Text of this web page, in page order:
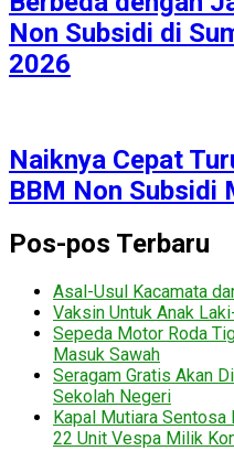
Non Subsidi di
2026
Naiknya Cepat
BBM Non Subsidi
Pos-pos Terbaru
Asal-Usul Kacamata
Vaksin Untuk Anak
Sepeda Motor Roda
Masuk Sawah
Seragam Gratis Akan
Sekolah Negeri
Kapal Mutiara Sentosa
22 Unit Vespa Milik